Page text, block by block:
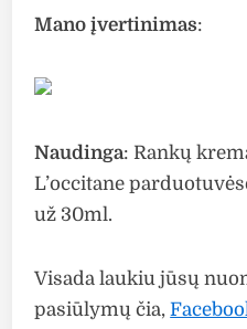
Mano įvertinimas:
Naudinga: Rankų
L’occitane
už 30ml.
Visada laukiu jūsų
pasiūlymų čia,